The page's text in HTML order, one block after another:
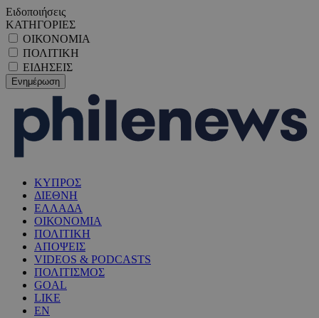
Ειδοποιήσεις
ΚΑΤΗΓΟΡΙΕΣ
ΟΙΚΟΝΟΜΙΑ
ΠΟΛΙΤΙΚΗ
ΕΙΔΗΣΕΙΣ
ΚΥΠΡΟΣ
ΔΙΕΘΝΗ
ΕΛΛΑΔΑ
ΟΙΚΟΝΟΜΙΑ
ΠΟΛΙΤΙΚΗ
ΑΠΟΨΕΙΣ
VIDEOS & PODCASTS
ΠΟΛΙΤΙΣΜΟΣ
GOAL
LIKE
EN